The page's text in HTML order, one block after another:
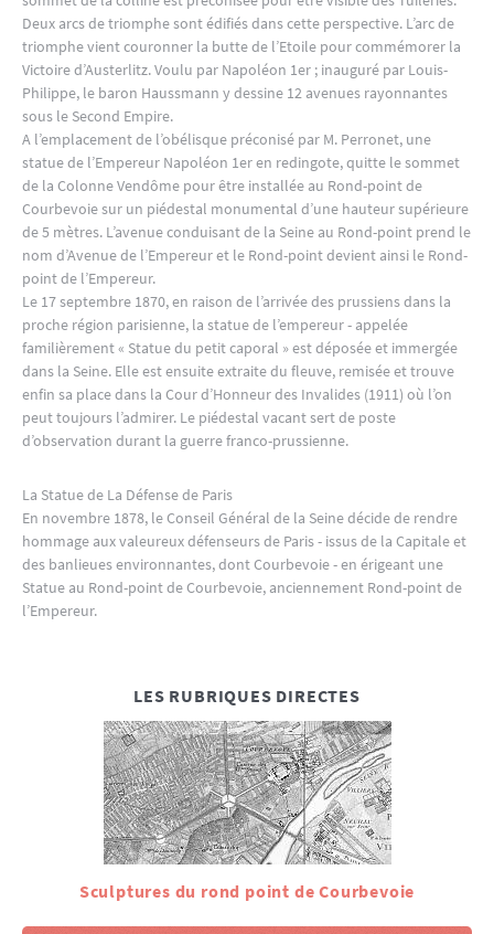
Deux arcs de triomphe sont édifiés dans cette perspective. L’arc de
triomphe vient couronner la butte de l’Etoile pour commémorer la
Victoire d’Austerlitz. Voulu par Napoléon 1er ; inauguré par Louis-
Philippe, le baron Haussmann y dessine 12 avenues rayonnantes
sous le Second Empire.
A l’emplacement de l’obélisque préconisé par M. Perronet, une
statue de l’Empereur Napoléon 1er en redingote, quitte le sommet
de la Colonne Vendôme pour être installée au Rond-point de
Courbevoie sur un piédestal monumental d’une hauteur supérieure
de 5 mètres. L’avenue conduisant de la Seine au Rond-point prend le
nom d’Avenue de l’Empereur et le Rond-point devient ainsi le Rond-
point de l’Empereur.
Le 17 septembre 1870, en raison de l’arrivée des prussiens dans la
proche région parisienne, la statue de l’empereur - appelée
familièrement « Statue du petit caporal » est déposée et immergée
dans la Seine. Elle est ensuite extraite du fleuve, remisée et trouve
enfin sa place dans la Cour d’Honneur des Invalides (1911) où l’on
peut toujours l’admirer. Le piédestal vacant sert de poste
d’observation durant la guerre franco-prussienne.
La Statue de La Défense de Paris
En novembre 1878, le Conseil Général de la Seine décide de rendre
hommage aux valeureux défenseurs de Paris - issus de la Capitale et
des banlieues environnantes, dont Courbevoie - en érigeant une
Statue au Rond-point de Courbevoie, anciennement Rond-point de
l’Empereur.
LES RUBRIQUES DIRECTES
Sculptures du rond point de Courbevoie